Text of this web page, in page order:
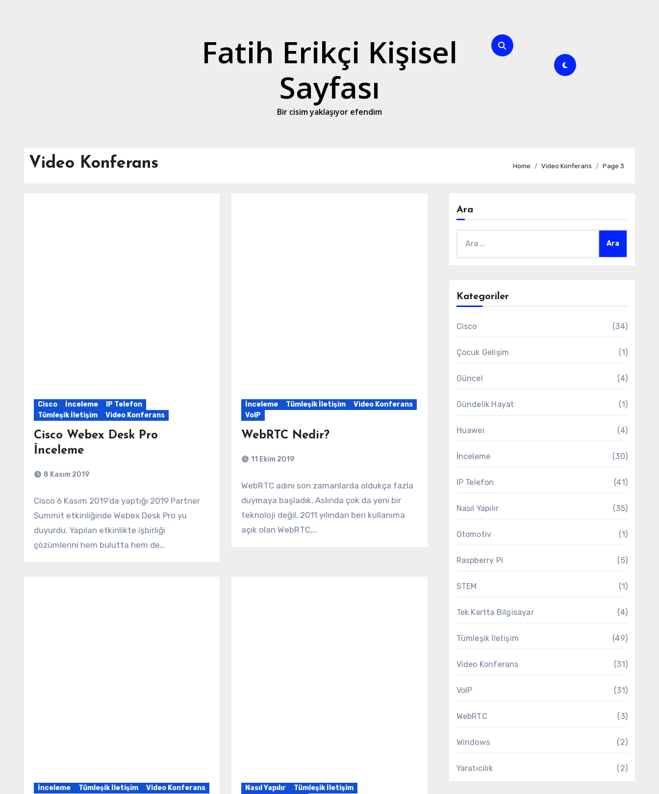
Fatih Erikçi Kişisel
Sayfası
Bir cisim yaklaşıyor efendim
Video Konferans Home Video Konferans Page 3
Cisco İnceleme
IP Telefon
Tümleşik İletişim
Video Konferans
Cisco Webex Desk Pro
İnceleme
8 Kasım 2019
Cisco 6 Kasım 2019’da yaptığı 2019 Partner
Summit etkinliğinde Webex Desk Pro yu
duyurdu. Yapılan etkinlikte işbirliği
çözümlerini hem bulutta hem de…
İnceleme Tümleşik İletişim
Video Konferans
VoIP
WebRTC Nedir?
11 Ekim 2019
WebRTC adını son zamanlarda oldukça fazla
duymaya başladık. Aslında çok da yeni bir
teknoloji değil, 2011 yılından beri kullanıma
açık olan WebRTC,…
İnceleme Tümleşik İletişim Video Konferans Nasıl Yapılır
Tümleşik İletişim
Ara
Kategoriler
Cisco (34)
Çocuk Gelişim (1)
Güncel (4)
Gündelik Hayat (1)
Huawei (4)
İnceleme (30)
IP Telefon (41)
Nasıl Yapılır (35)
Otomotiv (1)
Raspberry Pi (5)
STEM (1)
Tek Kartta Bilgisayar (4)
Tümleşik İletişim (49)
Video Konferans (31)
VoIP (31)
WebRTC (3)
Windows (2)
Yaratıcılık (2)